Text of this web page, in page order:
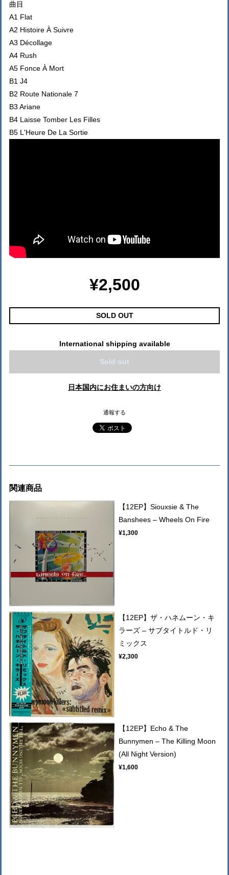
曲目
A1 Flat
A2 Histoire À Suivre
A3 Décollage
A4 Rush
A5 Fonce À Mort
B1 J4
B2 Route Nationale 7
B3 Ariane
B4 Laisse Tomber Les Filles
B5 L'Heure De La Sortie
¥2,500
SOLD OUT
International shipping available
Sold out
日本国内にお住まいの方向け
通報する
関連商品
【12EP】Siouxsie & The
Banshees – Wheels On Fire
¥1,300
【12EP】ザ・ハネムーン・キ
ラーズ – サブタイトルド・リ
ミックス
¥2,300
【12EP】Echo & The
Bunnymen – The Killing Moon
(All Night Version)
¥1,600